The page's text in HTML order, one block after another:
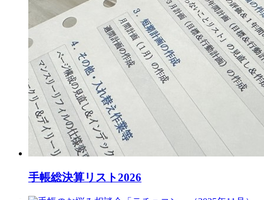
手帳総決算リスト2026